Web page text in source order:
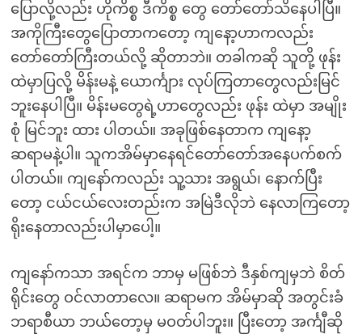
ပြောလို့လည်း ဟိုကိစ္စ ဒီကိစ္စ တွေ တော်တော်သိနေပါပြီ။
အကိုကြီးတွေပြောတာကတော့ ကျနော့ဟာကလည်း
တော်တော်ကြီးတယ်လို့ ဆိုတာဘဲ။ တခါကဆို သူတို့ ဖုန်း
ထဲမှာပြလို့ မိန်းမနဲ့ ယောင်္ကျား လုပ်ကြတာတွေလည်းမြင်
ဘူးနေပါပြီ။ မိန်းမတွေရဲ့ဟာတွေလည်း ဖုန်း ထဲမှာ အမျိုး
စုံ မြင်ဘူး ထား ပါတယ်။ အခုဖြစ်နေတာက ကျနော့
ဆရာမနဲ့ပါ။ သူကအိမ်မှာနေရင်တော်တော်အနေပက်စက်
ပါတယ်။ ကျနော်ကလည်း သူ့သား အရွယ်၊ နောက်ပြီး
တော့ ငယ်ငယ်လေးတည်းက အမြဲဒီလိုဘဲ နေလာကြတော့
ရိုးနေတာလည်းပါမှာပေါ့။
ကျနော်ကသာ အရင်က ဘာမှ မဖြစ်ဘဲ ဒီနှစ်ကျမှဘဲ စိတ်
ရိုင်းတွေ ဝင်လာတာလေ။ ဆရာမက အိမ်မှာဆို အတွင်းခံ
ဘရာစီယာ ဘယ်တော့မှ မဝတ်ပါဘူး။ ပြီးတော့ အင်္ကျီဆို